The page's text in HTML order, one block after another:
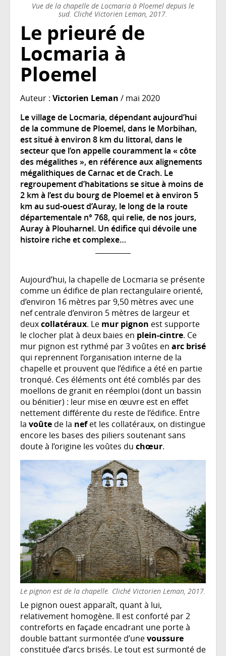
Vue de la chapelle de Locmaria à Ploemel depuis le
sud. Cliché Victorien Leman, 2017.
Le prieuré de
Locmaria à
Ploemel
Auteur : Victorien Leman / mai 2020
Le village de Locmaria, dépendant aujourd’hui
de la commune de Ploemel, dans le Morbihan,
est situé à environ 8 km du littoral, dans le
secteur que l’on appelle couramment la « côte
des mégalithes », en référence aux alignements
mégalithiques de Carnac et de Crach. Le
regroupement d’habitations se situe à moins de
2 km à l’est du bourg de Ploemel et à environ 5
km au sud-ouest d’Auray, le long de la route
départementale n° 768, qui relie, de nos jours,
Auray à Plouharnel. Un édifice qui dévoile une
histoire riche et complexe…
Aujourd’hui, la chapelle de Locmaria se présente
comme un édifice de plan rectangulaire orienté,
d’environ 16 mètres par 9,50 mètres avec une
nef centrale d’environ 5 mètres de largeur et
deuxcollatéraux. Le mur pignon est supporte
le clocher plat à deux baies en plein-cintre. Ce
mur pignon est rythmé par 3 voûtes en arc brisé
qui reprennent l’organisation interne de la
chapelle et prouvent que l’édifice a été en partie
tronqué. Ces éléments ont été comblés par des
moellons de granit en réemploi (dont un bassin
ou bénitier) : leur mise en œuvre est en effet
nettement différente du reste de l’édifice. Entre
la voûte de la nefet les collatéraux, on distingue
encore les bases des piliers soutenant sans
doute à l’origine les voûtes du chœur.
Le pignon est de la chapelle. Cliché Victorien Leman, 2017.
Le pignon ouest apparaît, quant à lui,
relativement homogène. Il est conforté par 2
contreforts en façade encadrant une porte à
double battant surmontée d’unevoussure
constituée d’arcs brisés. Le tout est surmonté de